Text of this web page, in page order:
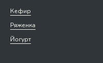
Кефир
Ряженка
Йогурт